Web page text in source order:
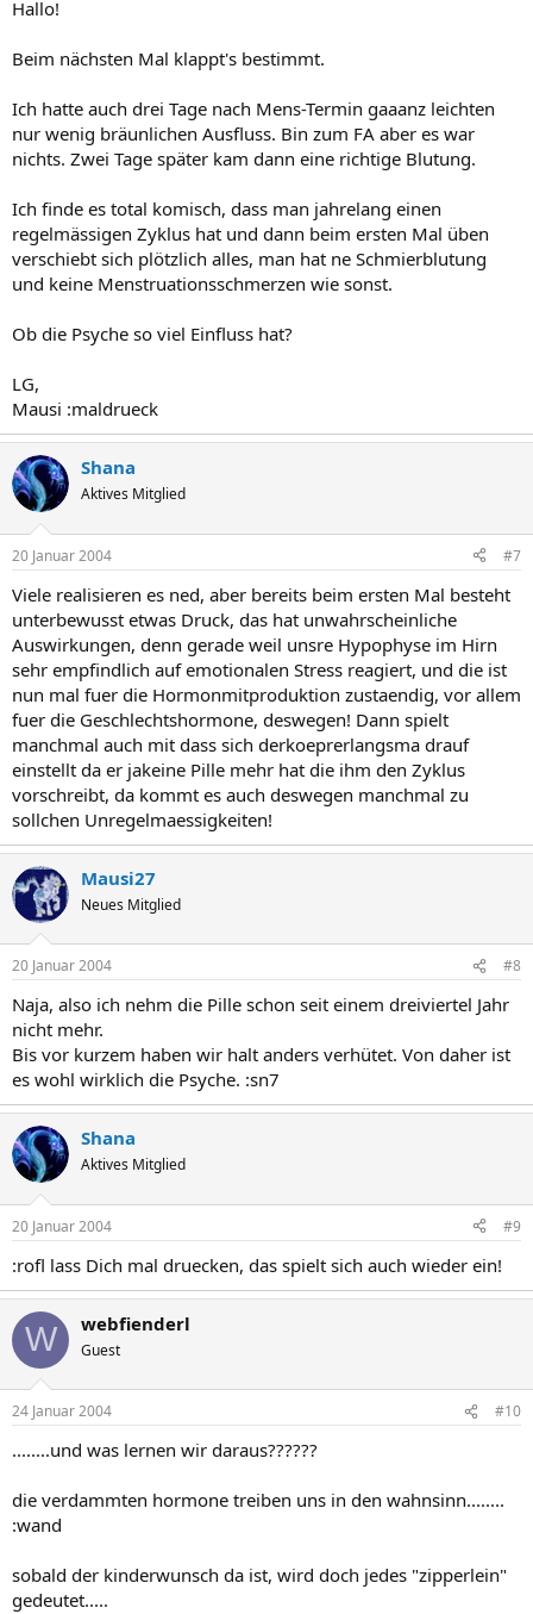
Hallo!
Beim nächsten Mal klappt's bestimmt.
Ich hatte auch drei Tage nach Mens-Termin gaaanz leichten
nur wenig bräunlichen Ausfluss. Bin zum FA aber es war
nichts. Zwei Tage später kam dann eine richtige Blutung.
Ich finde es total komisch, dass man jahrelang einen
regelmässigen Zyklus hat und dann beim ersten Mal üben
verschiebt sich plötzlich alles, man hat ne Schmierblutung
und keine Menstruationsschmerzen wie sonst.
Ob die Psyche so viel Einfluss hat?
LG,
Mausi :maldrueck
Shana
Aktives Mitglied
20 Januar 2004 #7
Viele realisieren es ned, aber bereits beim ersten Mal besteht
unterbewusst etwas Druck, das hat unwahrscheinliche
Auswirkungen, denn gerade weil unsre Hypophyse im Hirn
sehr empfindlich auf emotionalen Stress reagiert, und die ist
nun mal fuer die Hormonmitproduktion zustaendig, vor allem
fuer die Geschlechtshormone, deswegen! Dann spielt
manchmal auch mit dass sich derkoeprerlangsma drauf
einstellt da er jakeine Pille mehr hat die ihm den Zyklus
vorschreibt, da kommt es auch deswegen manchmal zu
sollchen Unregelmaessigkeiten!
Mausi27
Neues Mitglied
20 Januar 2004 #8
Naja, also ich nehm die Pille schon seit einem dreiviertel Jahr
nicht mehr.
Bis vor kurzem haben wir halt anders verhütet. Von daher ist
es wohl wirklich die Psyche. :sn7
Shana
Aktives Mitglied
20 Januar 2004 #9
:rofl lass Dich mal druecken, das spielt sich auch wieder ein!
W webfienderl
Guest
24 Januar 2004 #10
........und was lernen wir daraus??????
die verdammten hormone treiben uns in den wahnsinn........
:wand
sobald der kinderwunsch da ist, wird doch jedes "zipperlein"
gedeutet.....